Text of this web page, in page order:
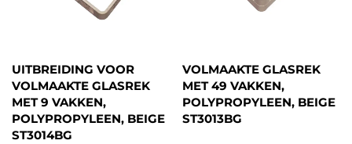
UITBREIDING VOOR
VOLMAAKTE GLASREK
MET 9 VAKKEN,
POLYPROPYLEEN, BEIGE
ST3014BG
VOLMAAKTE GLASREK
MET 49 VAKKEN,
POLYPROPYLEEN, BEIGE
ST3013BG